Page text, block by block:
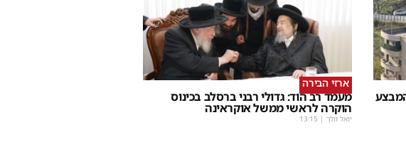
ארזי הבירה
מעמד רב הוד: גדולי רבני ברסלב בכינוס
הוקרה לראשי ממשל אוקראינה
יואל וולך |
13:15